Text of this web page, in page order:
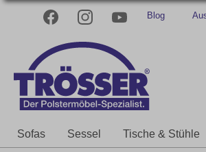
Blog
Sofas Sessel Tische & Stühle